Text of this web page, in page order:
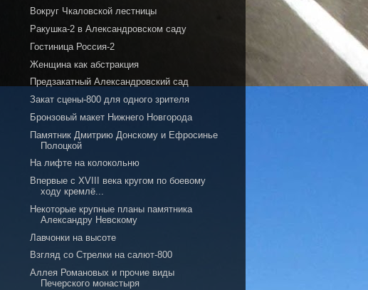
Вокруг Чкаловской лестницы
Ракушка-2 в Александровском саду
Гостиница Россия-2
Женщина как абстракция
Предзакатный Александровский сад
Закат сцены-800 для одного зрителя
Бронзовый макет Нижнего Новгорода
Памятник Дмитрию Донскому и Ефросинье
Полоцкой
На лифте на колокольню
Впервые с XVIII века кругом по боевому
ходу кремлё...
Некоторые крупные планы памятника
Александру Невскому
Лавчонки на высоте
Взгляд со Стрелки на салют-800
Аллея Романовых и прочие виды
Печерского монастыря